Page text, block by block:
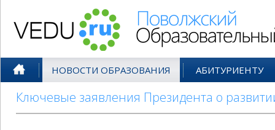
НОВОСТИ ОБРАЗОВАНИЯ АБИТУРИЕНТУ
Ключевые заявления Президента о